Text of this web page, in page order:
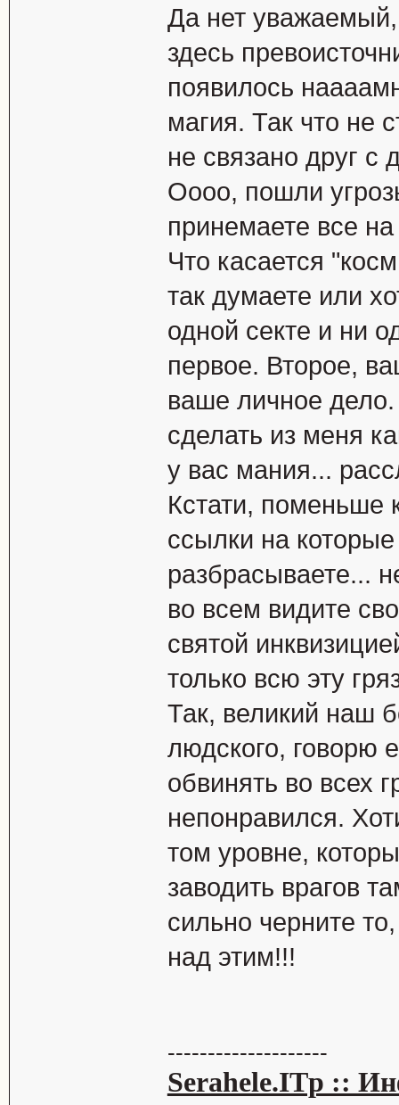
Да нет
здесь
появилось
магия. Так что не
не связано друг с
Оооо, пошли
принемаете все
Что касается
так думаете или
одной секте и ни
первое. Второе,
ваше личное
сделать из меня
у вас мания...
Кстати, поменьше
ссылки на
разбрасываете...
во всем видите
святой
только всю эту
Так, великий наш
людского, говорю
обвинять во всех
непонравился.
том уровне,
заводить врагов
сильно черните
над этим!!!
--------------------
Serahele.ITp ::